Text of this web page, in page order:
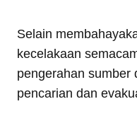
Selain
kecelakaan
pengerahan sumber
pencarian dan